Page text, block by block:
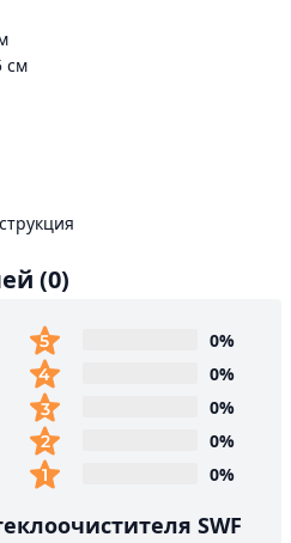
см
(0)
0%
0%
0%
0%
0%
SWF